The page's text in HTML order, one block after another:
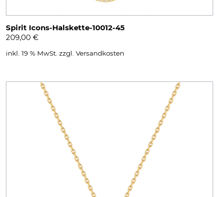
Spirit Icons-Halskette-10012-45
209,00 €
inkl. 19 % MwSt. zzgl. Versandkosten